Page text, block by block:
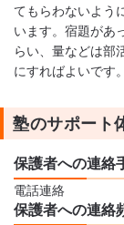
てもらわないよう
います。宿題があ
らい、量などは部
にすればよいです。
塾のサポート
保護者への連絡
電話連絡
保護者への連絡